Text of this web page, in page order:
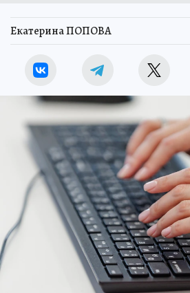
Екатерина ПОПОВА